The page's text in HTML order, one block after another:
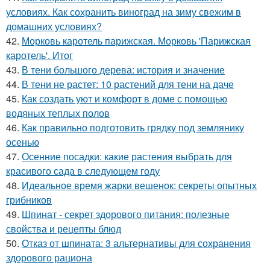
условиях. Как сохранить виноград на зиму свежим в
домашних условиях?
42. Морковь каротель парижская. Морковь 'Парижская
каротель'. Итог
43. В тени большого дерева: история и значение
44. В тени не растет: 10 растений для тени на даче
45. Как создать уют и комфорт в доме с помощью
водяных теплых полов
46. Как правильно подготовить грядку под землянику
осенью
47. Осенние посадки: какие растения выбрать для
красивого сада в следующем году
48. Идеальное время жарки вешенок: секреты опытных
грибников
49. Шпинат - секрет здорового питания: полезные
свойства и рецепты блюд
50. Отказ от шпината: 3 альтернативы для сохранения
здорового рациона